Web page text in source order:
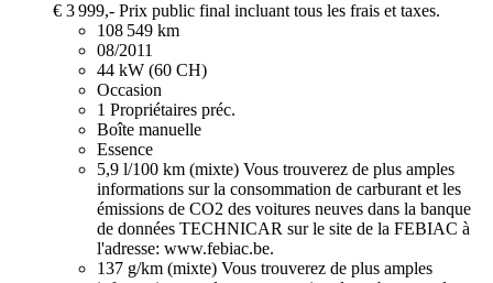
€ 3 999,- Prix public final incluant tous les frais et taxes.
108 549 km
08/2011
44 kW (60 CH)
Occasion
1 Propriétaires préc.
Boîte manuelle
Essence
5,9 l/100 km (mixte) Vous trouverez de plus amples
informations sur la consommation de carburant et les
émissions de CO2 des voitures neuves dans la banque
de données TECHNICAR sur le site de la FEBIAC à
l'adresse: www.febiac.be.
137 g/km (mixte) Vous trouverez de plus amples